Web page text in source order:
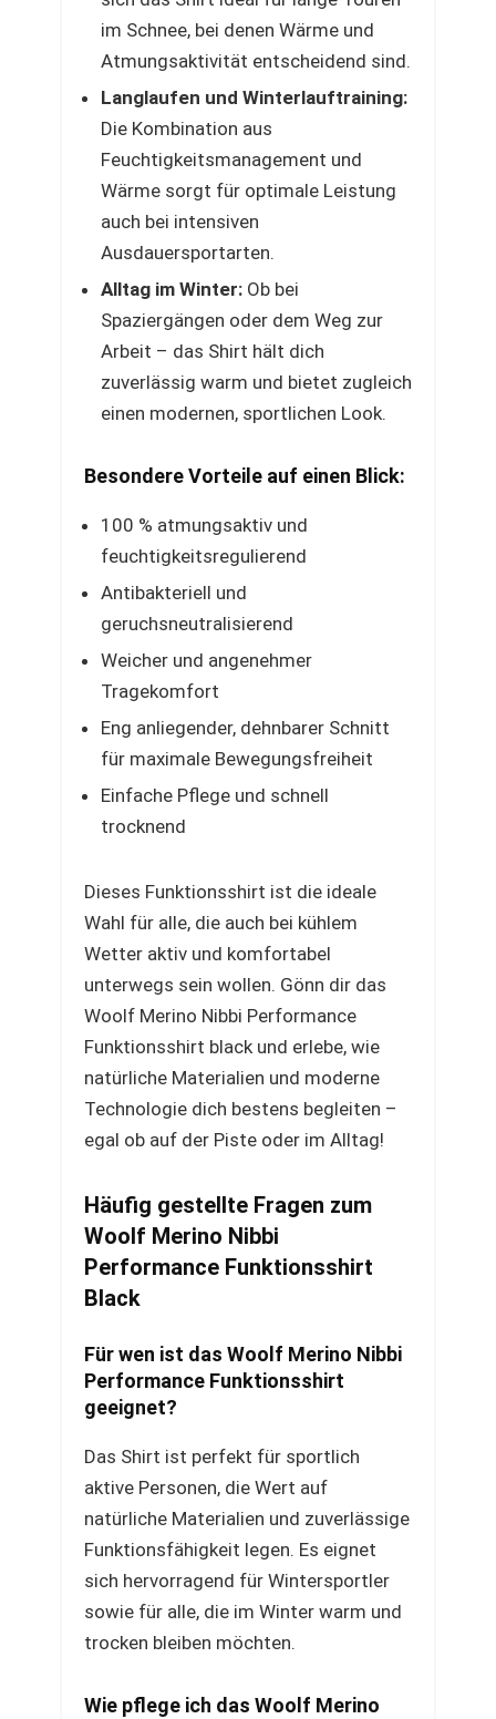
im Schnee, bei denen Wärme und
Atmungsaktivität entscheidend sind.
Langlaufen und Winterlauftraining:
Die Kombination aus
Feuchtigkeitsmanagement und
Wärme sorgt für optimale Leistung
auch bei intensiven
Ausdauersportarten.
Alltag im Winter: Ob bei
Spaziergängen oder dem Weg zur
Arbeit – das Shirt hält dich
zuverlässig warm und bietet zugleich
einen modernen, sportlichen Look.
Besondere Vorteile auf einen Blick:
100 % atmungsaktiv und
feuchtigkeitsregulierend
Antibakteriell und
geruchsneutralisierend
Weicher und angenehmer
Tragekomfort
Eng anliegender, dehnbarer Schnitt
für maximale Bewegungsfreiheit
Einfache Pflege und schnell
trocknend
Dieses Funktionsshirt ist die ideale
Wahl für alle, die auch bei kühlem
Wetter aktiv und komfortabel
unterwegs sein wollen. Gönn dir das
Woolf Merino Nibbi Performance
Funktionsshirt black und erlebe, wie
natürliche Materialien und moderne
Technologie dich bestens begleiten –
egal ob auf der Piste oder im Alltag!
Häufig gestellte Fragen zum
Woolf Merino Nibbi
Performance Funktionsshirt
Black
Für wen ist das Woolf Merino Nibbi
Performance Funktionsshirt
geeignet?
Das Shirt ist perfekt für sportlich
aktive Personen, die Wert auf
natürliche Materialien und zuverlässige
Funktionsfähigkeit legen. Es eignet
sich hervorragend für Wintersportler
sowie für alle, die im Winter warm und
trocken bleiben möchten.
Wie pflege ich das Woolf Merino